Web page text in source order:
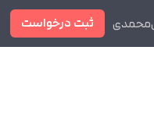
ثبت درخواست